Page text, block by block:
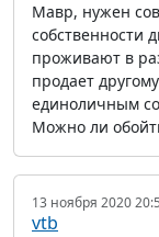
Мавр, нужен
собственности
проживают в
продает
единоличным
Можно ли
13 ноября 2020
vtb